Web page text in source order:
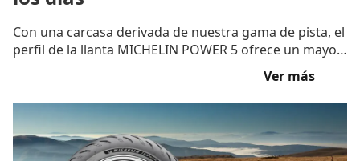
Con una carcasa derivada de nuestra gama de pista, el
perfil de la llanta MICHELIN POWER 5 ofrece un mayor
Ver más